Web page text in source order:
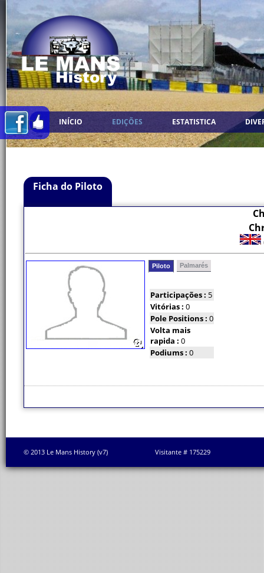
INÍCIO EDIÇÕES ESTATISTICA
Ficha do Piloto
Piloto Palmarés
Participações : 5
Vitórias : 0
Pole Positions : 0
Volta mais
rapida : 0
Podiums : 0
© 2013 Le Mans History (v7) Visitante # 175229